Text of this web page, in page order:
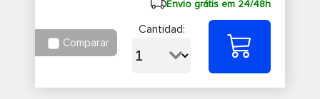
Envio grátis em 24/48h
Comparar
Cantidad: